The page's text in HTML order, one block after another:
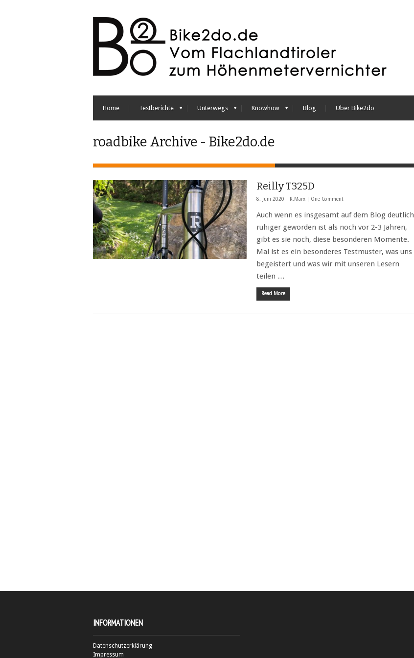
Home Testberichte Unterwegs Knowhow Blog Über Bike2do
roadbike Archive - Bike2do.de
Reilly T325D
8. Juni 2020 | R.Marx One Comment
Auch wenn es insgesamt auf dem Blog deutlich
ruhiger geworden ist als noch vor 2-3 Jahren,
gibt es sie noch, diese besonderen Momente.
Mal ist es ein besonderes Testmuster, was uns
begeistert und was wir mit unseren Lesern
teilen …
Read More
INFORMATIONEN
Datenschutzerklärung
Impressum